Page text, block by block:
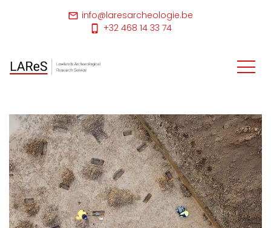
info@laresarcheologie.be
+32 468 14 33 74